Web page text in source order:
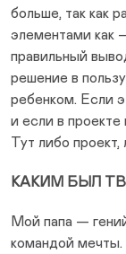
больше, так как
элементами как
правильный
решение в
ребенком. Если
и если в проекте
Тут либо проект,
КАКИМ БЫЛ
Мой папа —
командой мечты.